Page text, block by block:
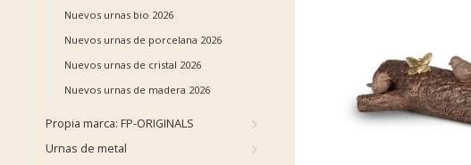
Nuevos urnas bio 2026
Nuevos urnas de porcelana 2026
Nuevos urnas de cristal 2026
Nuevos urnas de madera 2026
Propia marca: FP-ORIGINALS
Urnas de metal